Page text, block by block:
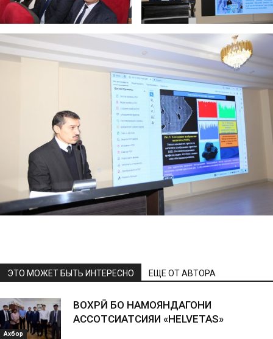
ЭТО МОЖЕТ БЫТЬ ИНТЕРЕСНО ЕЩЕ ОТ АВТОРА
Ахбор
ВОХӮРӢ БО НАМОЯНДАГОНИ
АССОТСИАТСИЯИ «HELVETAS»